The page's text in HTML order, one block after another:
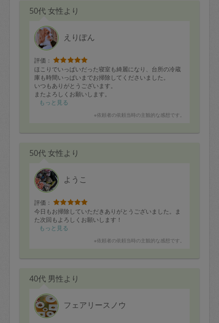
50代 女性より
えりぽん
評価：
ほこりでいっぱいだった寝室も綺麗になり、台所の冷蔵
庫も時間いっぱいまでお掃除してくださいました。
いつもありがとうございます。
またよろしくお願いします。
もっと見る
※依頼者の依頼当時の主観的な感想です。
50代 女性より
ようこ
評価：
今日もお掃除していただきありがとうございました。ま
た次回もよろしくお願いします！
もっと見る
※依頼者の依頼当時の主観的な感想です。
40代 男性より
フェアリースノウ